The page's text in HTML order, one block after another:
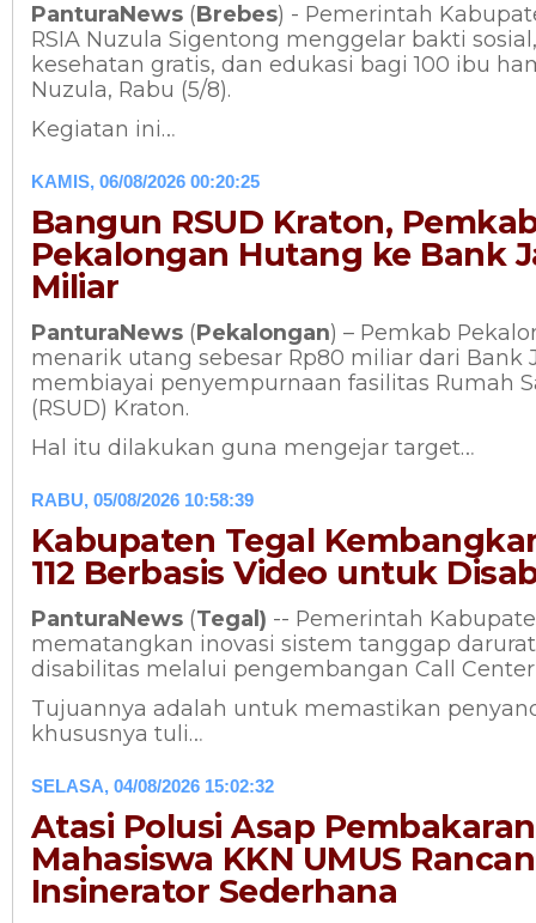
PanturaNews (Brebes) - Pemerintah
RSIA Nuzula Sigentong menggelar bakti
kesehatan gratis, dan edukasi bagi 100 ibu
Nuzula, Rabu (5/8).
Kegiatan ini…
KAMIS, 06/08/2026 00:20:25
Bangun RSUD Kraton,
Pekalongan Hutang ke Bank
Miliar
PanturaNews (Pekalongan) – Pemkab
menarik utang sebesar Rp80 miliar dari Bank
membiayai penyempurnaan fasilitas Rumah
(RSUD) Kraton.
Hal itu dilakukan guna mengejar target…
RABU, 05/08/2026 10:58:39
Kabupaten Tegal
112 Berbasis Video untuk
PanturaNews (Tegal) -- Pemerintah
mematangkan inovasi sistem tanggap
disabilitas melalui pengembangan Call Center
Tujuannya adalah untuk memastikan
khususnya tuli…
SELASA, 04/08/2026 15:02:32
Atasi Polusi Asap
Mahasiswa KKN UMUS
Insinerator Sederhana